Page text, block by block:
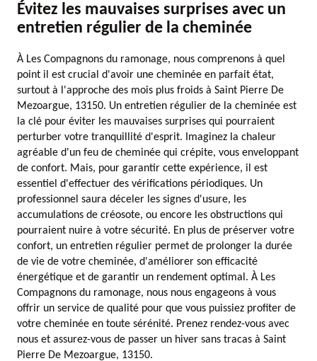
Évitez les mauvaises surprises avec un
entretien régulier de la cheminée
À Les Compagnons du ramonage, nous comprenons à quel
point il est crucial d'avoir une cheminée en parfait état,
surtout à l'approche des mois plus froids à Saint Pierre De
Mezoargue, 13150. Un entretien régulier de la cheminée est
la clé pour éviter les mauvaises surprises qui pourraient
perturber votre tranquillité d'esprit. Imaginez la chaleur
agréable d'un feu de cheminée qui crépite, vous enveloppant
de confort. Mais, pour garantir cette expérience, il est
essentiel d'effectuer des vérifications périodiques. Un
professionnel saura déceler les signes d'usure, les
accumulations de créosote, ou encore les obstructions qui
pourraient nuire à votre sécurité. En plus de préserver votre
confort, un entretien régulier permet de prolonger la durée
de vie de votre cheminée, d'améliorer son efficacité
énergétique et de garantir un rendement optimal. À Les
Compagnons du ramonage, nous nous engageons à vous
offrir un service de qualité pour que vous puissiez profiter de
votre cheminée en toute sérénité. Prenez rendez-vous avec
nous et assurez-vous de passer un hiver sans tracas à Saint
Pierre De Mezoargue, 13150.